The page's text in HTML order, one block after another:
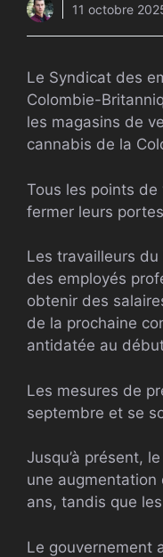
11 octobre
Le Syndicat des
Colombie-
les magasins de
cannabis de la
Tous les points
fermer leurs
Les travailleurs du
des employés
obtenir des
de la prochaine
antidatée au
Les mesures de
septembre et se
Jusqu’à présent,
une
ans, tandis que
Le gouvernement